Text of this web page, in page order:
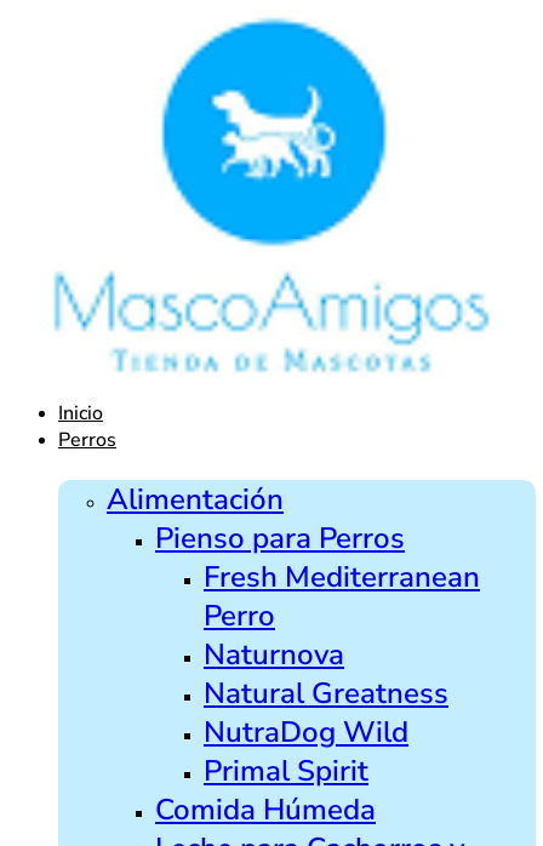
Inicio
Perros
Alimentación
Pienso para Perros
Fresh Mediterranean
Perro
Naturnova
Natural Greatness
NutraDog Wild
Primal Spirit
Comida Húmeda